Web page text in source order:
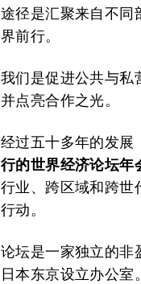
途径是汇聚来自不同
界前行。
我们是促进公共与私
并点亮合作之光。
经过五十多年的发展
行的世界经济论坛年
行业、跨区域和跨世
行动。
论坛是一家独立的非
日本东京设立办公室。